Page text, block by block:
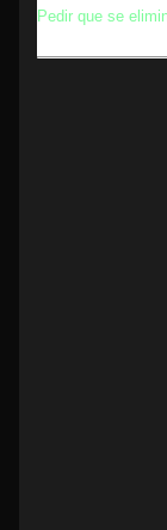
Pedir que se